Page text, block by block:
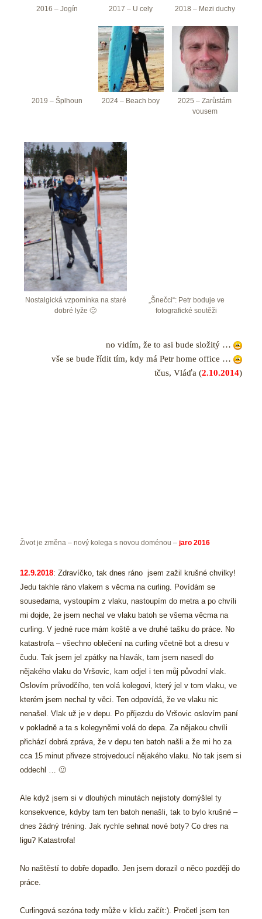
2016 – Jogín 2017 – U cely 2018 – Mezi duchy
2019 – Šplhoun 2024 – Beach boy
2025 – Zarůstám
vousem
Nostalgická vzpomínka na staré
dobré lyže 🙂
„Šnečci“: Petr boduje ve
fotografické soutěži
no vidím, že to asi bude složitý …
vše se bude řídit tím, kdy má Petr home office …
tčus, Vláďa (2.10.2014)
Život je změna – nový kolega s novou doménou –jaro 2016
12.9.2018: Zdravíčko,tak dnes ráno jsem zažil krušné chvilky!
Jedu takhle ráno vlakem s věcma na curling. Povídám se
sousedama, vystoupím z vlaku, nastoupím do metra a po chvíli
mi dojde, že jsem nechal ve vlaku batoh se všema věcma na
curling. V jedné ruce mám koště a ve druhé tašku do práce. No
katastrofa – všechno oblečení na curling včetně bot a dresu v
čudu. Tak jsem jel zpátky na hlavák, tam jsem nasedl do
nějakého vlaku do Vršovic, kam odjel i ten můj původní vlak.
Oslovím průvodčího, ten volá kolegovi, který jel v tom vlaku, ve
kterém jsem nechal ty věci. Ten odpovídá, že ve vlaku nic
nenašel. Vlak už je v depu. Po příjezdu do Vršovic oslovím paní
v pokladně a ta s kolegyněmi volá do depa. Za nějakou chvíli
přichází dobrá zpráva, že v depu ten batoh našli a že mi ho za
cca 15 minut přiveze strojvedoucí nějakého vlaku. No tak jsem si
oddechl … 🙂
Ale když jsem si v dlouhých minutách nejistoty domýšlel ty
konsekvence, kdyby tam ten batoh nenašli, tak to bylo krušné –
dnes žádný tréning. Jak rychle sehnat nové boty? Co dres na
ligu? Katastrofa!
No naštěstí to dobře dopadlo. Jen jsem dorazil o něco později do
práce.
Curlingová sezóna tedy může v klidu začít:). Pročetl jsem ten